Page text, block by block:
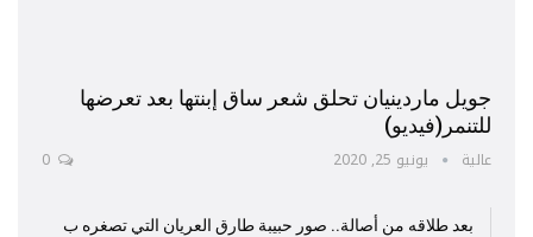
جويل ماردينيان تحلق شعر ساق إبنتها بعد تعرضها
للتنمر(فيديو)
عالية يونيو 25, 2020
بعد طلاقه من أصالة.. صور حبيبة طارق العريان التي تصغره ب